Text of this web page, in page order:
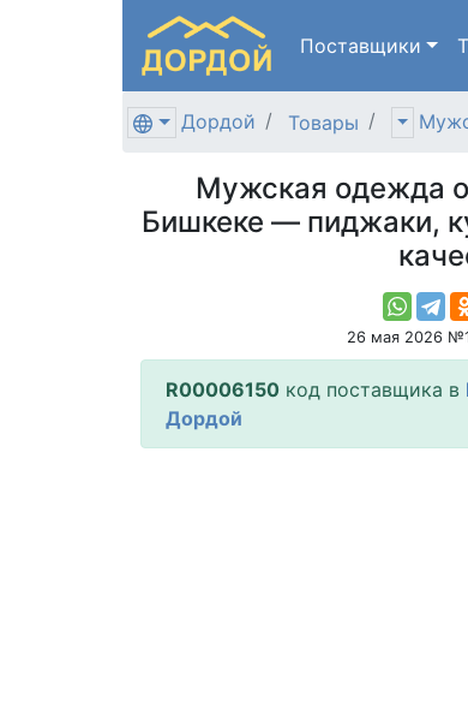
Поставщики
Дордой Товары
Мужская одежда
Бишкеке — пиджаки,
26 мая 2026
R00006150 код поставщика в
Дордой